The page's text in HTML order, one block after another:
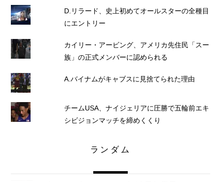
D.リラード、史上初めてオールスターの全種目
にエントリー
カイリー・アービング、アメリカ先住民「スー
族」の正式メンバーに認められる
A.バイナムがキャブスに見捨てられた理由
チームUSA、ナイジェリアに圧勝で五輪前エキ
シビジョンマッチを締めくくり
ランダム